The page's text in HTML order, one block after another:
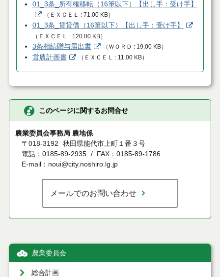
01_3条_所有権移転（16筆以下）【出し手：受け手】
（ ＥＸＣＥＬ 71.00 KB）
01_3条_賃貸借（16筆以下）【出し手：受け手】
（ ＥＸＣＥＬ 120.00 KB）
3条相続贈与届出書 （ ＷＯＲＤ 19.00 KB）
営農計画書 （ ＥＸＣＥＬ 11.00 KB）
このページに関するお問合せ
農業委員会事務局 農地係
〒018-3192
秋田県能代市上町１番３号
電話：0185-89-2935
FAX：0185-89-1786
E-mail：noui@city.noshiro.lg.jp
メールでのお問い合わせ
農業委員会
総合計画